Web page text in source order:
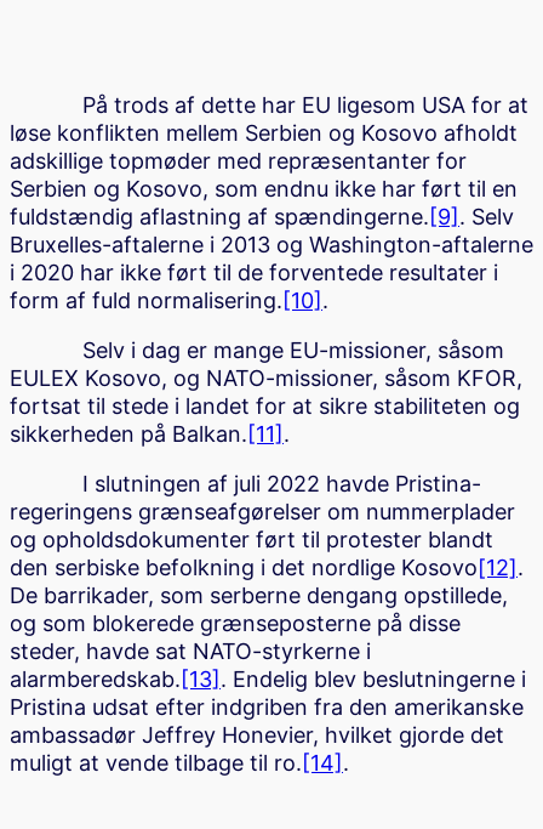
På trods af dette har EU ligesom USA for at
løse konflikten mellem Serbien og Kosovo afholdt
adskillige topmøder med repræsentanter for
Serbien og Kosovo, som endnu ikke har ført til en
fuldstændig aflastning af spændingerne.[9] . Selv
Bruxelles-aftalerne i 2013 og Washington-aftalerne
i 2020 har ikke ført til de forventede resultater i
form af fuld normalisering.[10] .
Selv i dag er mange EU-missioner, såsom
EULEX Kosovo, og NATO-missioner, såsom KFOR,
fortsat til stede i landet for at sikre stabiliteten og
sikkerheden på Balkan.[11] .
I slutningen af juli 2022 havde Pristina-
regeringens grænseafgørelser om nummerplader
og opholdsdokumenter ført til protester blandt
den serbiske befolkning i det nordlige Kosovo[12].
De barrikader, som serberne dengang opstillede,
og som blokerede grænseposterne på disse
steder, havde sat NATO-styrkerne i
alarmberedskab.[13] . Endelig blev beslutningerne i
Pristina udsat efter indgriben fra den amerikanske
ambassadør Jeffrey Honevier, hvilket gjorde det
muligt at vende tilbage til ro.[14] .